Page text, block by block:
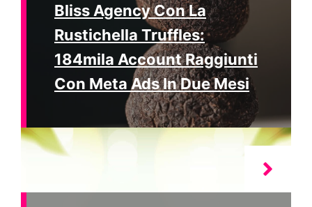
Bliss Agency Con La
Rustichella Truffles:
184mila Account Raggiunti
Con Meta Ads In Due Mesi